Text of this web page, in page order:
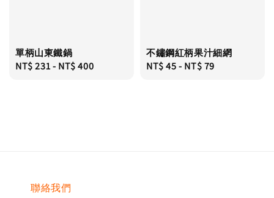
單柄山東鐵鍋
Regular
NT$ 231- NT$ 400
不鏽鋼紅柄果汁細網
Regular
NT$ 45- NT$ 79
聯絡我們